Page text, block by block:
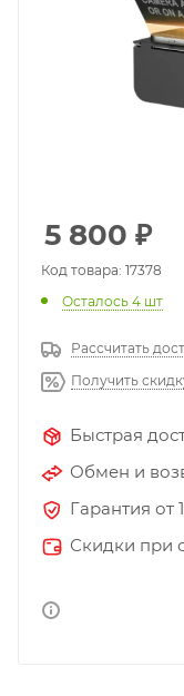
5 800 ₽
Код товара: 17378
Осталось 4 шт
Рассчитать
Получить
Быстрая
Обмен и
Гарантия от
Скидки при